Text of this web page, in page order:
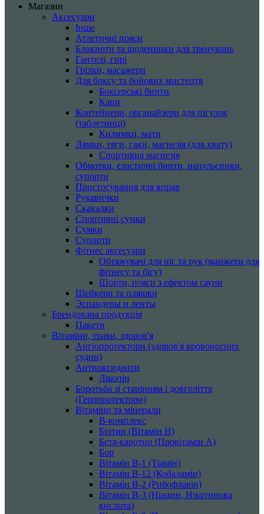
Магазин
Аксесуари
Інше
Атлетичні пояси
Блокноти та щоденники для тренувань
Гантелі, гирі
Грілки, масажери
Для боксу та бойових мистецтв
Боксерські бинти
Капи
Контейнери, органайзери для пігулок
(таблетниці)
Килимки, мати
Лямки, тяги, гаки, магнезія (для хвату)
Спортивна магнезія
Обмотки, еластичні бинти, напульсники,
супорти
Пристосування для вправ
Рукавички
Скакалки
Спортивні сумки
Сумки
Супорти
Фітнес аксесуари
Обтяжувачі для ніг та рук (манжети для
фітнесу та бігу)
Шорти, пояси з ефектом сауни
Шейкери та пляшки
Эспандеры и ленты
Брендована продукція
Пакети
Вітаміни, трави, здоров'я
Ангіопротектори (здоров'я кровоносних
судин)
Антиоксиданти
Лікопін
Боротьба зі старінням і довголіття
(Геропротектори)
Вітаміни та мінерали
B-комплекс
Біотин (Вітамін H)
Бета-каротин (Провітамін А)
Бор
Вітамін B-1 (Тіамін)
Вітамін B-12 (Кобаламін)
Вітамін B-2 (Рибофлавін)
Вітамін B-3 (Ніацин, Нікотинова
кислота)